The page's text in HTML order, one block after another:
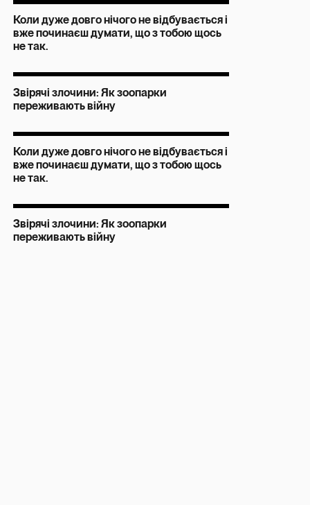
Коли дуже довго нічого не відбувається і
вже починаєш думати, що з тобою щось
не так.
Звірячі злочини: Як зоопарки
переживають війну
Коли дуже довго нічого не відбувається і
вже починаєш думати, що з тобою щось
не так.
Звірячі злочини: Як зоопарки
переживають війну